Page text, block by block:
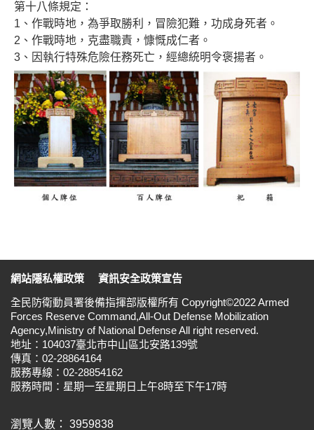
第十八條規定：
1、作戰時地，為爭取勝利，冒險犯難，功成身死者。
2、作戰時地，克盡職責，慷慨成仁者。
3、因執行特殊危險任務死亡，經總統明令褒揚者。
網站隱私權政策
資訊安全政策宣告
全民防衛動員署後備指揮部版權所有 Copyright©2022 Armed
Forces Reserve Command,All-Out Defense Mobilization
Agency,Ministry of National Defense All right reserved.
地址：104037臺北市中山區北安路139號
傳真：02-28864164
服務專線：02-28854162
服務時間：星期一至星期日上午8時至下午17時
瀏覽人數： 3959838